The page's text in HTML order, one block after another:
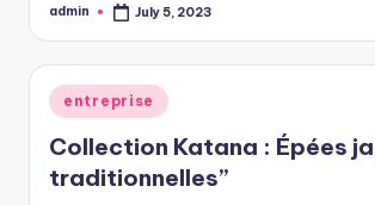
Posted
admin July 5, 2023
Posted
in
entreprise
Collection Katana : Épées
traditionnelles”